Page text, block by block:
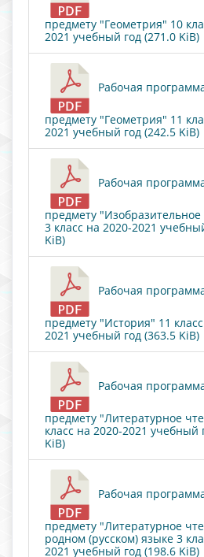
предмету "Геометрия" 10
2021 учебный год (271.0 KiB)
Рабочая
предмету "Геометрия" 11
2021 учебный год (242.5 KiB)
Рабочая
предмету "Изобразительное
3 класс на 2020-2021
KiB)
Рабочая
предмету "История" 11
2021 учебный год (363.5 KiB)
Рабочая
предмету "Литературное
класс на 2020-2021 учебный
KiB)
Рабочая
предмету "Литературное
родном (русском) языке 3
2021 учебный год (198.6 KiB)